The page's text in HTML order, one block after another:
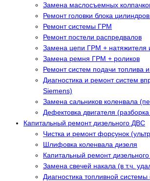
Замена маслосъемных
Ремонт головки блока
Ремонт системы ГРМ
Ремонт постели распредвалов
Замена цепи ГРМ + натяжителя
Замена ремня ГРМ + роликов
Ремонт систем подачи топлива
Диагностика и ремонт систем
Siemens)
Замена сальников коленвала
Дефектовка двигателя
Капитальный ремонт дизельного ДВС
Чистка и ремонт форсунок
Шлифовка коленвала дизеля
Капитальный ремонт дизельного
Замена свечей накала (в т.ч.
Диагностика топливной системы